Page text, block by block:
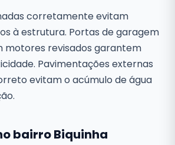
corretamente evitam
à estrutura. Portas de garagem
motores revisados garantem
Pavimentações externas
evitam o acúmulo de água
bairro Biquinha